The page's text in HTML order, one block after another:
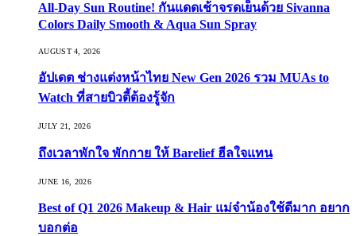
All-Day Sun Routine! กันแดดเช้าจรดเย็นด้วย Sivanna
Colors Daily Smooth & Aqua Sun Spray
AUGUST 4, 2026
อัปเดต ช่างแต่งหน้าไทย New Gen 2026 รวม MUAs to
Watch ที่สายบิวตี้ต้องรู้จัก
JULY 21, 2026
ถึงเวลาพักใจ พักกาย ให้ Barelief ฮีลใจแทน
JUNE 16, 2026
Best of Q1 2026 Makeup & Hair แม่จ๋าน้องใช้ดีมาก อยาก
บอกต่อ